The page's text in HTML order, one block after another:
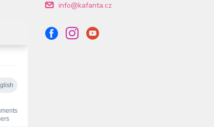
info@kafanta.cz